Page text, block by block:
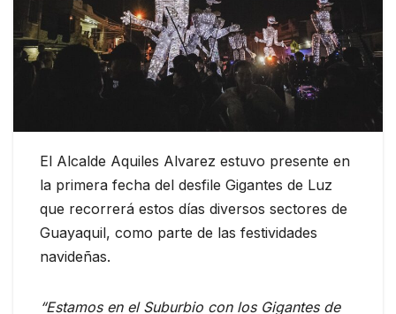
El Alcalde Aquiles Alvarez estuvo presente en
la primera fecha del desfile Gigantes de Luz
que recorrerá estos días diversos sectores de
Guayaquil, como parte de las festividades
navideñas.
“Estamos en el Suburbio con los Gigantes de